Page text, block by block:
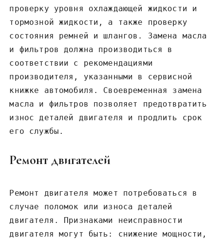
проверку уровня охлаждающей жидкости и
тормозной жидкости‚ а также проверку
состояния ремней и шлангов. Замена масла
и фильтров должна производиться в
соответствии с рекомендациями
производителя‚ указанными в сервисной
книжке автомобиля. Своевременная замена
масла и фильтров позволяет предотвратить
износ деталей двигателя и продлить срок
его службы.
Ремонт двигателей
Ремонт двигателя может потребоваться в
случае поломок или износа деталей
двигателя. Признаками неисправности
двигателя могут быть: снижение мощности‚